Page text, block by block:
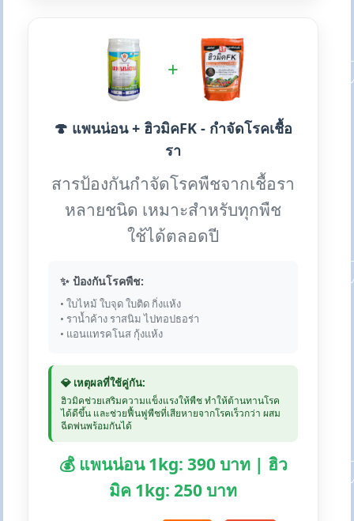
+
🍄 แพนน่อน + ฮิวมิคFK - กำจัดโรคเชื้อ
รา
สารป้องกันกำจัดโรคพืชจากเชื้อรา
หลายชนิด เหมาะสำหรับทุกพืช
ใช้ได้ตลอดปี
✨ ป้องกันโรคพืช:
• ใบไหม้ ใบจุด ใบติด กิ่งแห้ง
• ราน้ำค้าง ราสนิม ไปทอปธอร่า
• แอนแทรคโนส กุ้งแห้ง
💎 เหตุผลที่ใช้คู่กัน:
ฮิวมิคช่วยเสริมความแข็งแรงให้พืช ทำให้ต้านทานโรค
ได้ดีขึ้น และช่วยฟื้นฟูพืชที่เสียหายจากโรคเร็วกว่า ผสม
ฉีดพ่นพร้อมกันได้
💰 แพนน่อน 1kg: 390 บาท | ฮิว
มิค 1kg: 250 บาท